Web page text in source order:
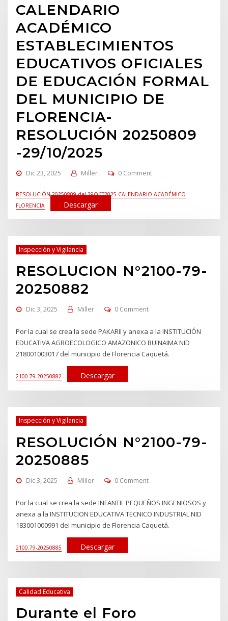
CALENDARIO
ACADÉMICO
ESTABLECIMIENTOS
EDUCATIVOS OFICIALES
DE EDUCACIÓN FORMAL
DEL MUNICIPIO DE
FLORENCIA-
RESOLUCIÓN 20250809
-29/10/2025
Dic 23, 2025 Miller 0 Comment
RESOLUCIÓN 20250809 del 29OCT2025 CALENDARIO ACADÉMICO
FLORENCIA
Descargar
Inspección y Vigilancia
RESOLUCION N°2100-79-
20250882
Dic 3, 2025 Miller 0 Comment
Por la cual se crea la sede PAKARII y anexa a la INSTITUCIÓN
EDUCATIVA AGROECOLOGICO AMAZONICO BUINAIMA NID
218001003017 del municipio de Florencia Caquetá.
2100.79-20250882 Descargar
Inspección y Vigilancia
RESOLUCIÓN N°2100-79-
20250885
Dic 3, 2025 Miller 0 Comment
Por la cual se crea la sede INFANTIL PEQUEÑOS INGENIOSOS y
anexa a la INSTITUCION EDUCATIVA TECNICO INDUSTRIAL NID
183001000991 del municipio de Florencia Caquetá.
2100.79-20250885 Descargar
Calidad Educativa
Durante el Foro